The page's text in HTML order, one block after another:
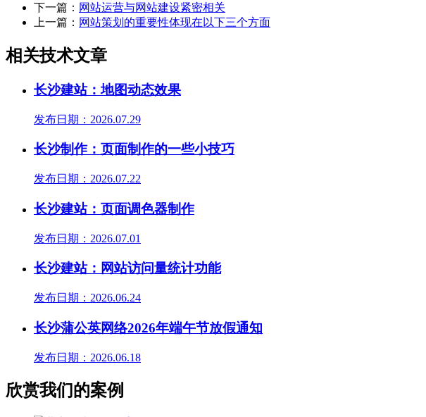
下一篇： 网站运营与网站建设紧密相关
上一篇： 网站策划的重要性体现在以下三个方面
相关技术文章
长沙建站：地图动态效果
发布日期：2026.07.29
长沙制作：页面制作的一些小技巧
发布日期：2026.07.22
长沙建站：页面调色器制作
发布日期：2026.07.01
长沙建站：网站访问量统计功能
发布日期：2026.06.24
长沙蒲公英网络2026年端午节放假通知
发布日期：2026.06.18
欣赏我们的案例